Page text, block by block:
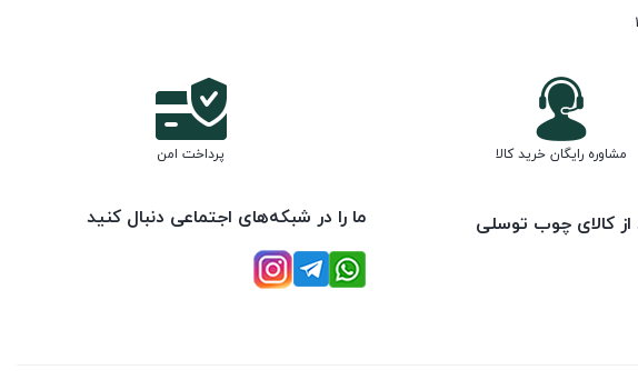
مشاوره رایگان خرید کالا پرداخت امن
از کالای چوب توسلی ما را در شبکه‌های اجتماعی دنبال کنید